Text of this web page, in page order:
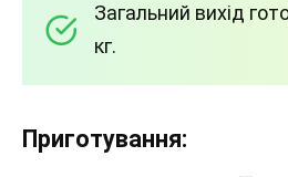
Загальний вихід
кг.
Приготування: